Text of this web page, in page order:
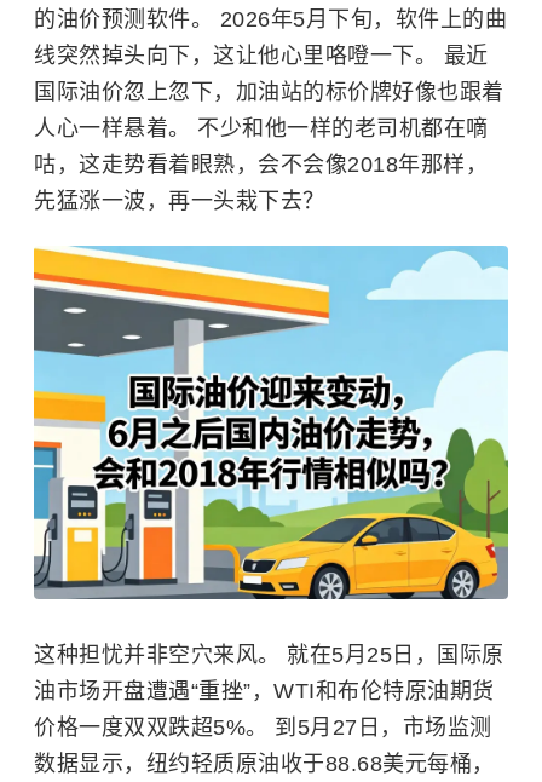
的油价预测软件。 2026年5月下旬，软件上的曲
线突然掉头向下，这让他心里咯噔一下。 最近
国际油价忽上忽下，加油站的标价牌好像也跟着
人心一样悬着。 不少和他一样的老司机都在嘀
咕，这走势看着眼熟，会不会像2018年那样，
先猛涨一波，再一头栽下去？
这种担忧并非空穴来风。 就在5月25日，国际原
油市场开盘遭遇“重挫”，WTI和布伦特原油期货
价格一度双双跌超5%。 到5月27日，市场监测
数据显示，纽约轻质原油收于88.68美元每桶，